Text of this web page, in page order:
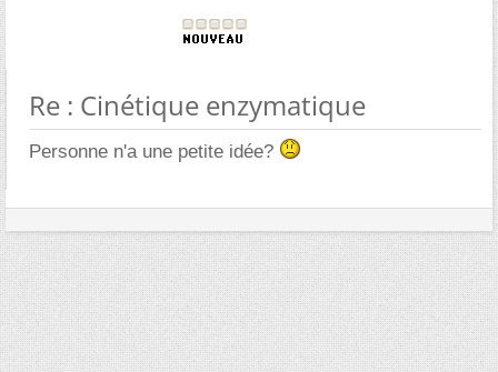
Re : Cinétique enzymatique
Personne n'a une petite idée?